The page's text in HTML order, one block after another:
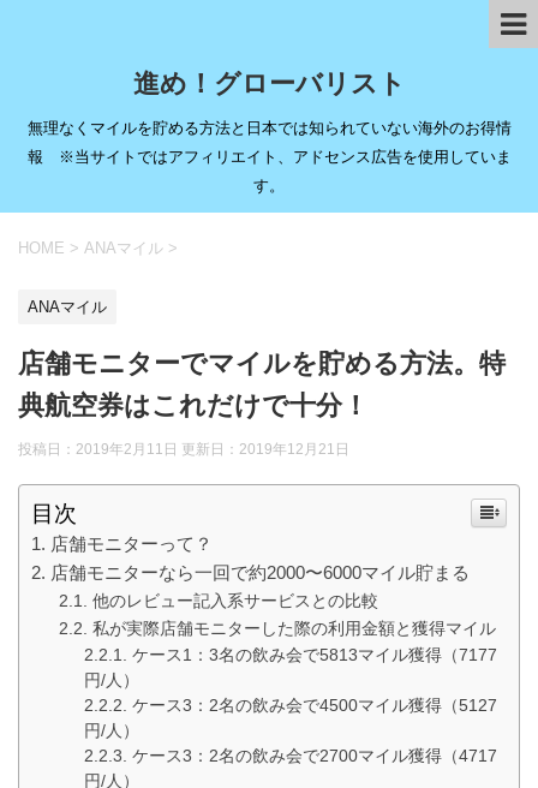
進め！グローバリスト
無理なくマイルを貯める方法と日本では知られていない海外のお得情
報 ※当サイトではアフィリエイト、アドセンス広告を使用していま
す。
HOME > ANAマイル >
ANAマイル
店舗モニターでマイルを貯める方法。特
典航空券はこれだけで十分！
投稿日：2019年2月11日 更新日： 2019年12月21日
目次
店舗モニターって？
店舗モニターなら一回で約2000〜6000マイル貯まる
他のレビュー記入系サービスとの比較
私が実際店舗モニターした際の利用金額と獲得マイル
ケース1：3名の飲み会で5813マイル獲得（7177
円/人）
ケース3：2名の飲み会で4500マイル獲得（5127
円/人）
ケース3：2名の飲み会で2700マイル獲得（4717
円/人）